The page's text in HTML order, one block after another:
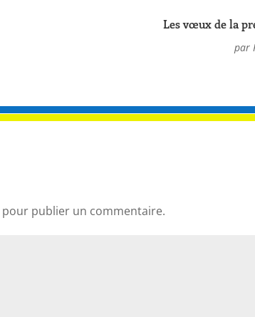
Les vœux de la
par
pour publier un commentaire.